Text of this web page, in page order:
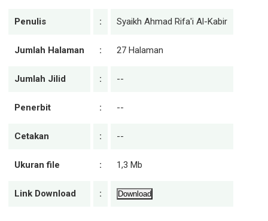
Penulis : Syaikh Ahmad Rifa'i Al-Kabir
Jumlah Halaman : 27 Halaman
Jumlah Jilid : --
Penerbit : --
Cetakan : --
Ukuran file : 1,3 Mb
Link Download : Download